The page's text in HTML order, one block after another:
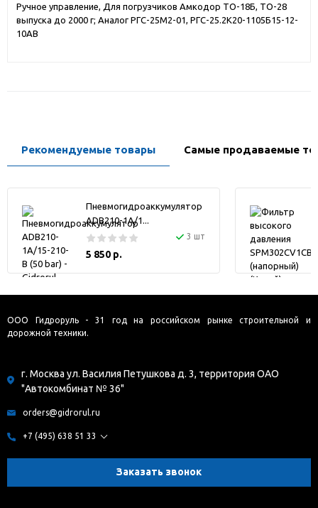
Ручное управление, Для погрузчиков Амкодор ТО-18Б, ТО-28
выпуска до 2000 г; Аналог РГС-25М2-01, РГС-25.2К20-1105Б15-12-
10АВ
Рекомендуемые товары Самые продаваемые
Пневмогидроаккумулятор
ADB210-1A/1...
3 шт
5 850 р.
ООО Гидроруль - 31 год на российском рынке строительной и
дорожной техники.
г. Москва ул. Василия Петушкова д. 3, территория ОАО
"Автокомбинат № 36"
orders@gidrorul.ru
+7 (495) 638 51 33
Заказать звонок